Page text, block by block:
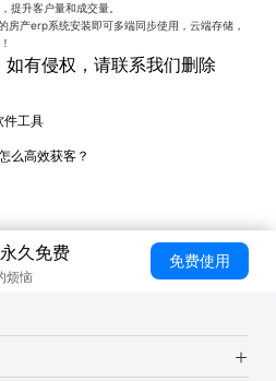
提升客户量和成交量。
产erp系统安装即可多端同步使用，云端存储，
有侵权，请联系我们删除
件工具
么高效获客？
久免费
烦恼
免费使用